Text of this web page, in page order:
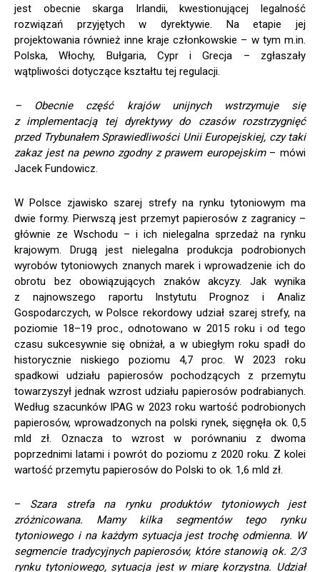
jest obecnie skarga Irlandii, kwestionującej legalność
rozwiązań przyjętych w dyrektywie. Na etapie jej
projektowania również inne kraje członkowskie – w tym m.in.
Polska, Włochy, Bułgaria, Cypr i Grecja – zgłaszały
wątpliwości dotyczące kształtu tej regulacji.
– Obecnie część krajów unijnych wstrzymuje się
z implementacją tej dyrektywy do czasów rozstrzygnięć
przed Trybunałem Sprawiedliwości Unii Europejskiej, czy taki
zakaz jest na pewno zgodny z prawem europejskim– mówi
Jacek Fundowicz.
W Polsce zjawisko szarej strefy na rynku tytoniowym ma
dwie formy. Pierwszą jest przemyt papierosów z zagranicy –
głównie ze Wschodu – i ich nielegalna sprzedaż na rynku
krajowym. Drugą jest nielegalna produkcja podrobionych
wyrobów tytoniowych znanych marek i wprowadzenie ich do
obrotu bez obowiązujących znaków akcyzy. Jak wynika
z najnowszego raportu Instytutu Prognoz i Analiz
Gospodarczych, w Polsce rekordowy udział szarej strefy, na
poziomie 18–19 proc., odnotowano w 2015 roku i od tego
czasu sukcesywnie się obniżał, a w ubiegłym roku spadł do
historycznie niskiego poziomu 4,7 proc. W 2023 roku
spadkowi udziału papierosów pochodzących z przemytu
towarzyszył jednak wzrost udziału papierosów podrabianych.
Według szacunków IPAG w 2023 roku wartość podrobionych
papierosów, wprowadzonych na polski rynek, sięgnęła ok. 0,5
mld zł. Oznacza to wzrost w porównaniu z dwoma
poprzednimi latami i powrót do poziomu z 2020 roku. Z kolei
wartość przemytu papierosów do Polski to ok. 1,6 mld zł.
– Szara strefa na rynku produktów tytoniowych jest
zróżnicowana. Mamy kilka segmentów tego rynku
tytoniowego i na każdym sytuacja jest trochę odmienna. W
segmencie tradycyjnych papierosów, które stanowią ok. 2/3
rynku tytoniowego, sytuacja jest w miarę korzystna. Udział